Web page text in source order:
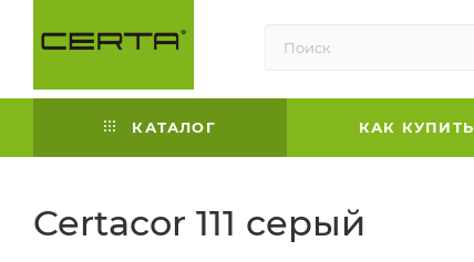
КАТАЛОГ КАК КУПИТЬ
Certacor 111 серый